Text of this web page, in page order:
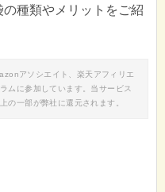
種類やメリットをご紹
アソシエイト、楽天アフィリエ
ムに参加しています。当サービス
の一部が弊社に還元されます。